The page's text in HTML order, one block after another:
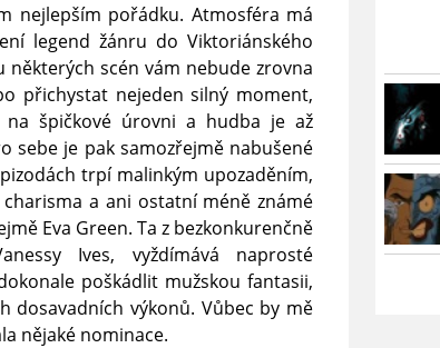
nejlepším pořádku. Atmosféra má
legend žánru do Viktoriánského
některých scén vám nebude zrovna
přichystat nejeden silný moment,
špičkové úrovni a hudba je až
sebe je pak samozřejmě nabušené
trpí malinkým upozaděním,
a ani ostatní méně známé
Eva Green. Ta z bezkonkurenčně
Ives, vyždímává naprosté
poškádlit mužskou fantasii,
dosavadních výkonů. Vůbec by mě
nějaké nominace.